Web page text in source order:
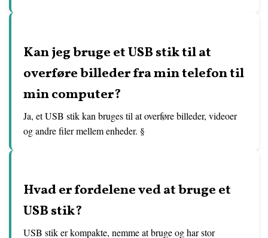
Kan jeg bruge et USB stik til at
overføre billeder fra min telefon til
min computer?
Ja, et USB stik kan bruges til at overføre billeder, videoer
og andre filer mellem enheder. §
Hvad er fordelene ved at bruge et
USB stik?
USB stik er kompakte, nemme at bruge og har stor